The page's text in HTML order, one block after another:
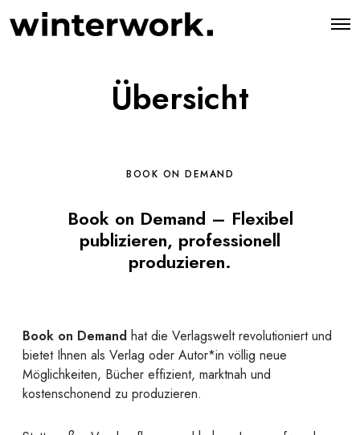
O
Übersicht
BOOK ON DEMAND
Book on Demand – Flexibel
publizieren, professionell
produzieren.
Book on Demand hat die Verlagswelt revolutioniert und
bietet Ihnen als Verlag oder Autor*in völlig neue
Möglichkeiten, Bücher effizient, marktnah und
kostenschonend zu produzieren.